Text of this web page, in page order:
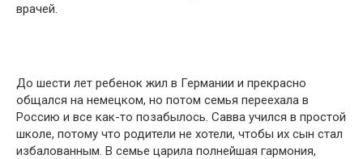
врачей.
До шести лет ребенок жил в Германии и прекрасно
общался на немецком, но потом семья переехала в
Россию и все как-то позабылось. Савва учился в простой
школе, потому что родители не хотели, чтобы их сын стал
избалованным. В семье царила полнейшая гармония,